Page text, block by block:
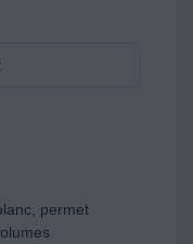
permet